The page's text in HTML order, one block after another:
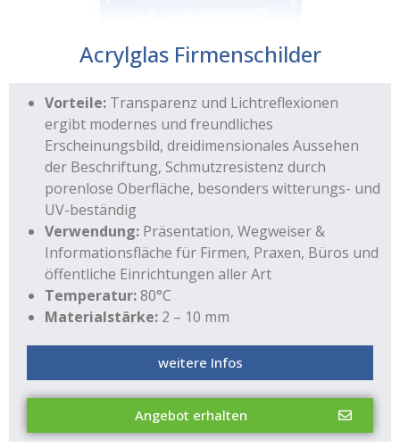
Acrylglas Firmenschilder
Vorteile: Transparenz und Lichtreflexionen
ergibt modernes und freundliches
Erscheinungsbild, dreidimensionales Aussehen
der Beschriftung, Schmutzresistenz durch
porenlose Oberfläche, besonders witterungs- und
UV-beständig
Verwendung: Präsentation, Wegweiser &
Informationsfläche für Firmen, Praxen, Büros und
öffentliche Einrichtungen aller Art
Temperatur:80°C
Materialstärke: 2 – 10 mm
weitere Infos
Angebot erhalten